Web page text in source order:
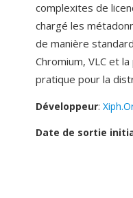
complexites de
chargé les
de manière
Chromium, VLC et
pratique pour la
Développeur:
Date de sortie